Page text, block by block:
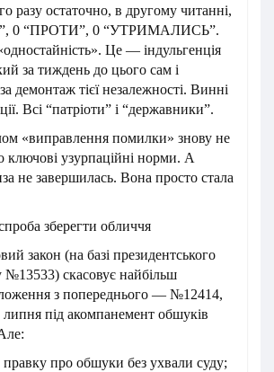
остаточно, в другому читанні,
0 “ПРОТИ”, 0 “УТРИМАЛИСЬ”.
Це — індульгенція
за тиждень до цього сам і
демонтаж тієї незалежності. Винні
Всі “патріоти” і “державники”.
«виправлення помилки» знову не
ключові узурпаційні норми. А
не завершилась. Вона просто стала
зберегти обличчя
закон (на базі президентського
№13533) скасовує найбільш
з попереднього — №12414,
липня під акомпанемент обшуків
правку про обшуки без ухвали суду;